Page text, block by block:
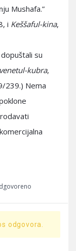
Mushafa.”
i Keššaful-kina,
su
kubra,
239.) Nema
odgovora.